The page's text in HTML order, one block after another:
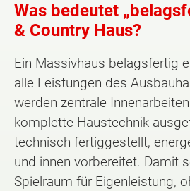
Was bedeutet
& Country Haus?
Ein Massivhaus belagsfertig
alle Leistungen des
werden zentrale
komplette Haustechnik
technisch fertiggestellt,
und innen vorbereitet. Damit
Spielraum für Eigenleistung,